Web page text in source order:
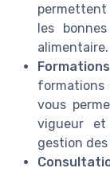
les
alimentaire.
vous
vigueur
gestion